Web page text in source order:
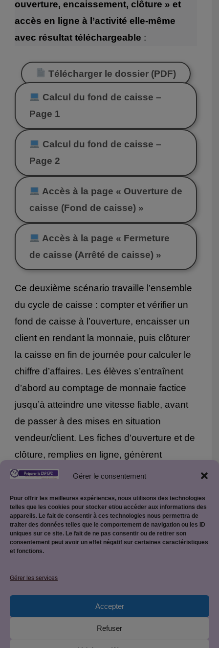
Gérer le consentement
Pour offrir les meilleures expériences, nous utilisons des technologies
telles que les cookies pour stocker et/ou accéder aux informations des
appareils. Le fait de consentir à ces technologies nous permettra de
traiter des données telles que le comportement de navigation ou les ID
uniques sur ce site. Le fait de ne pas consentir ou de retirer son
consentement peut avoir un effet négatif sur certaines caractéristiques
et fonctions.
Gérer les services
Accepter
Refuser
ouverture, encaissement, clôture » et
accès en ligne à l’activité elle-même
avec résultat téléchargeable :
Télécharger le dossier (PDF)
Calcul du fond de caisse –
Page 1
Calcul du fond de caisse –
Page 2
Accès à la page « Ouverture de
caisse (Fond de caisse) »
Accès à la page « Fermeture
de caisse (Arrêté de caisse) »
Ce deuxième scénario travaille l’ensemble
du cycle de caisse : compter et vérifier un
fond de caisse à l’ouverture, encaisser un
client en rendant la monnaie, puis clôturer
la caisse en fin de journée pour calculer le
chiffre d’affaires. Les élèves s’entraînent
d’abord au comptage de monnaie factice
jusqu’à atteindre une vitesse fiable, avant
de passer à des mises en situation
vendeur/client. Les fiches d’ouverture et de
clôture, remplies en ligne, génèrent
chacune un PDF individuel reprenant les